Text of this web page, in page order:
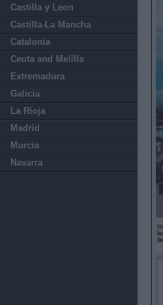
Castilla y Leon
Castilla-La Mancha
Catalonia
Ceuta and Melilla
Extremadura
Galicia
La Rioja
Madrid
Murcia
Navarra